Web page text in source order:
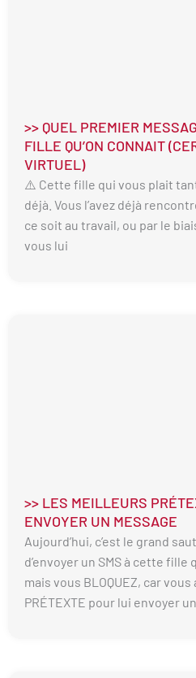
>> QUEL PREMIER
FILLE QU’ON CONNAIT
VIRTUEL)
⚠️ Cette fille qui vous plait
déjà. Vous l’avez déjà
ce soit au travail, ou par le
vous lui
>> LES MEILLEURS
ENVOYER UN MESSAGE
Aujourd’hui, c’est le grand
d’envoyer un SMS à cette
mais vous BLOQUEZ, car vous
PRÉTEXTE pour lui envoyer